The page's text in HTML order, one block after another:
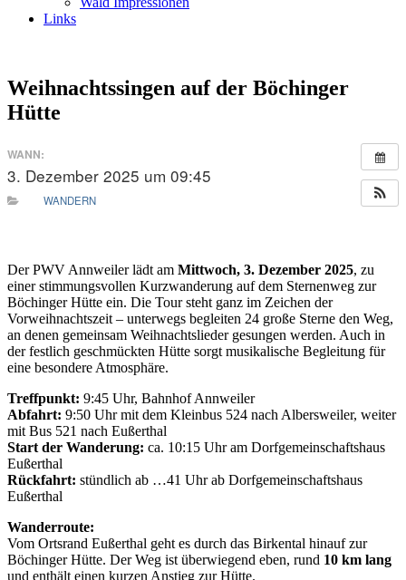
Links
Weihnachtssingen auf der Böchinger
Hütte
WANN:
3. Dezember 2025 um 09:45
WANDERN
Der PWV Annweiler lädt am Mittwoch, 3. Dezember 2025, zu
einer stimmungsvollen Kurzwanderung auf dem Sternenweg zur
Böchinger Hütte ein. Die Tour steht ganz im Zeichen der
Vorweihnachtszeit – unterwegs begleiten 24 große Sterne den Weg,
an denen gemeinsam Weihnachtslieder gesungen werden. Auch in
der festlich geschmückten Hütte sorgt musikalische Begleitung für
eine besondere Atmosphäre.
Treffpunkt: 9:45 Uhr, Bahnhof Annweiler
Abfahrt: 9:50 Uhr mit dem Kleinbus 524 nach Albersweiler, weiter
mit Bus 521 nach Eußerthal
Start der Wanderung: ca. 10:15 Uhr am Dorfgemeinschaftshaus
Eußerthal
Rückfahrt: stündlich ab …41 Uhr ab Dorfgemeinschaftshaus
Eußerthal
Wanderroute:
Vom Ortsrand Eußerthal geht es durch das Birkental hinauf zur
Böchinger Hütte. Der Weg ist überwiegend eben, rund 10 km lang
und enthält einen kurzen Anstieg zur Hütte.